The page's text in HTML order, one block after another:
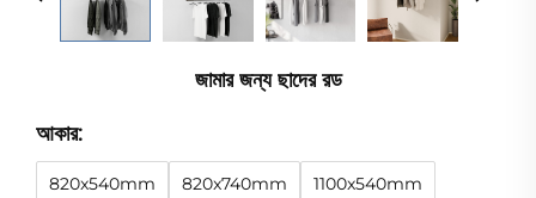
জামার জন্য ছাদের রড
আকার:
820x540mm 820x740mm 1100x540mm